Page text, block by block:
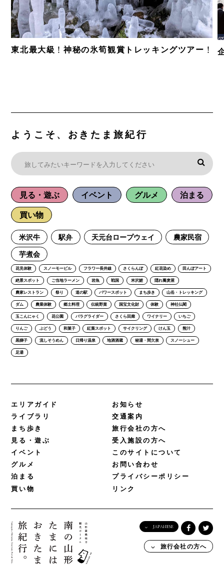
東北最大級！神秘の氷筍観賞トレッキングツアー！
ようこそ、おきたま旅紀行
見る・遊ぶ イベント グルメ 泊まる
買い物
米沢牛 駅弁 天元台ロープウェイ 農家民宿
芋煮会
花見体験 スノーモービル フラワー長井線 さくらんぼ 紅花染め 田んぼアート
絶景スポット ご当地ラーメン 岩魚 戦国 米沢鯉 隠れ蕎麦屋
農家レストラン 祭り 道の駅 パワースポット まち歩き 山岳・トレッキング
ダム 農業体験 郷土料理 伝統野菜 国宝文化財 体験 神社仏閣
玉こんにゃく 花公園 パラグライダー さくら回廊 ワイナリー いちご
りんご ぶどう 和菓子 紅葉スポット サイクリング けん玉 熊汁
黒獅子 流しそうめん 日帰り温泉 地酒酒蔵 秘湯・間欠泉 スノーシュー
足湯
エリアガイド
ライブラリ
まち歩き
見る・遊ぶ
イベント
グルメ
泊まる
買い物
お知らせ
交通案内
旅行会社の方へ
受入施設の方へ
このサイトについて
お問い合わせ
プライバシーポリシー
リンク
JAPANESE
English
旅行会社の方へ